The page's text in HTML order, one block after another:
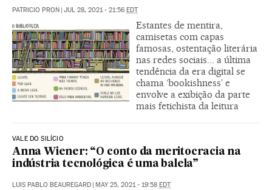
PATRICIO PRON JUL 28, 2021 - 21:56 EDT
Estantes de mentira,
camisetas com capas
famosas, ostentação literária
nas redes sociais... a última
tendência da era digital se
chama ‘bookishness’ e
envolve a exibição da parte
mais fetichista da leitura
VALE DO SILÍCIO
Anna Wiener: “O conto da meritocracia na
indústria tecnológica é uma balela”
LUIS PABLO BEAUREGARD MAY 25, 2021 - 19:58 EDT